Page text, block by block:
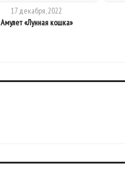
17 декабря, 2022
Амулет «Лунная кошка»